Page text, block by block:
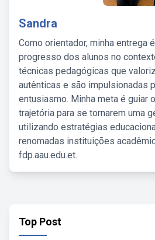
Sandra
Como orientador, minha entrega
progresso dos alunos no
técnicas pedagógicas que
autênticas e são impulsionadas
entusiasmo. Minha meta é guiar
trajetória para se tornarem uma
utilizando estratégias
renomadas instituições
fdp.aau.edu.et.
Top Post